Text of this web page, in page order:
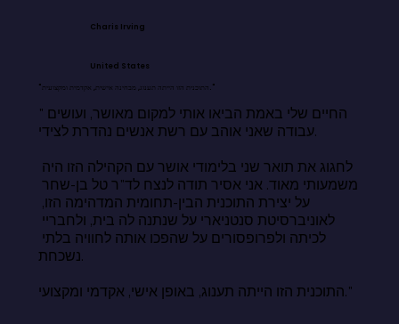
Charis Irving
United States
"התוכנית הזו הייתה תענוג, מבחינה אישית, אקדמית ומקצועית."
"החיים שלי באמת הביאו אותי למקום מאושר, ועושים
עבודה שאני אוהב עם רשת אנשים נהדרת לצידי.
משמעותי מאוד. אני אסיר תודה לנצח לד"ר טל בן-שחר
נשכחת.
התוכנית הזו הייתה תענוג, באופן אישי, אקדמי ומקצועי."